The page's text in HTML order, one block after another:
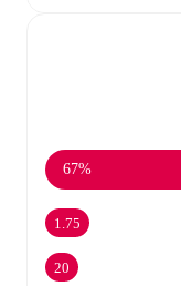
67%
1.75
20